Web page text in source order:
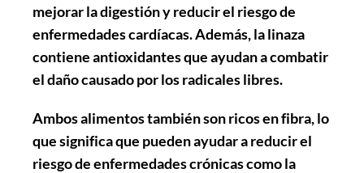
mejorar la digestión y reducir el riesgo de
enfermedades cardíacas. Además, la linaza
contiene antioxidantes que ayudan a combatir
el daño causado por los radicales libres.
Ambos alimentos también son ricos en fibra, lo
que significa que pueden ayudar a reducir el
riesgo de enfermedades crónicas como la